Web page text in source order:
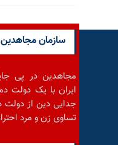
سازمان
مجاهدین در پی
ایران با یک دولت
جدایی دین از دولت
تساوی زن و مرد